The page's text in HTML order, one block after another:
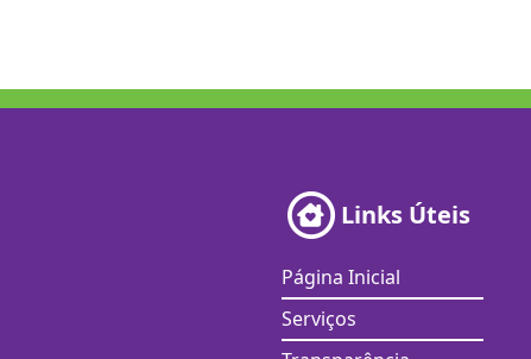
Links Úteis
Página Inicial
Serviços